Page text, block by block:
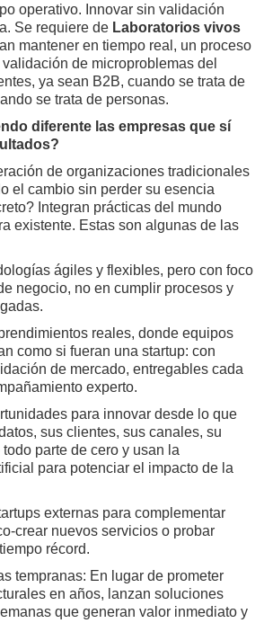
operativo. Innovar sin validación
Se requiere de Laboratorios vivos
mantener en tiempo real, un proceso
de microproblemas del
ya sean B2B, cuando se trata de
se trata de personas.
diferente las empresas que sí
de organizaciones tradicionales
el cambio sin perder su esencia
Integran prácticas del mundo
existente. Estas son algunas de las
ágiles y flexibles, pero con foco
negocio, no en cumplir procesos y
reales, donde equipos
como si fueran una startup: con
de mercado, entregables cada
experto.
para innovar desde lo que
sus clientes, sus canales, su
parte de cero y usan la
para potenciar el impacto de la
externas para complementar
crear nuevos servicios o probar
récord.
tempranas: En lugar de prometer
en años, lanzan soluciones
que generan valor inmediato y